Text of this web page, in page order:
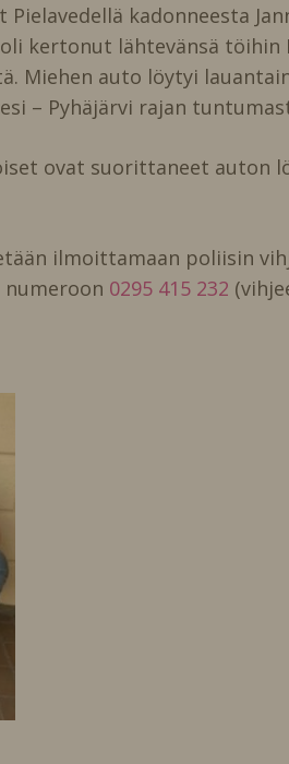
Pielavedellä kadonneesta
kertonut lähtevänsä töihin
Miehen auto löytyi
– Pyhäjärvi rajan
ovat suorittaneet auton
ilmoittamaan poliisin
0295 415 232